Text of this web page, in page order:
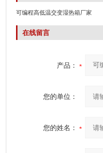
可编程高低温交变湿热箱厂家
在线留言
产品：
您的单位：
您的姓名：